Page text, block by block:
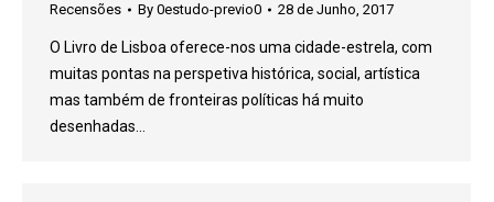
Recensões By 0estudo-previo0 28 de Junho, 2017
O Livro de Lisboa oferece-nos uma cidade-estrela, com
muitas pontas na perspetiva histórica, social, artística
mas também de fronteiras políticas há muito
desenhadas…